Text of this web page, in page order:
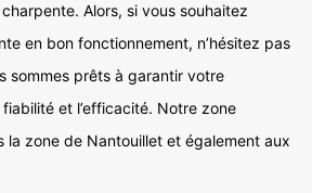
Alors, si vous souhaitez
en bon fonctionnement, n’hésitez pas
sommes prêts à garantir votre
et l’efficacité. Notre zone
la zone de Nantouillet et également aux